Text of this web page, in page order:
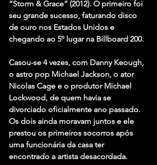
“Storm & Grace” (2012). O primeiro foi
seu grande sucesso, faturando disco
de ouro nos Estados Unidos e
chegando ao 5º lugar na Billboard 200.
Casou-se 4 vezes, com Danny Keough,
o astro pop Michael Jackson, o ator
Nicolas Cage e o produtor Michael
Lockwood, de quem havia se
divorciado oficialmente ano passado.
Os dois ainda moravam juntos e ele
prestou os primeiros socorros após
uma funcionária da casa ter
encontrado a artista desacordada.